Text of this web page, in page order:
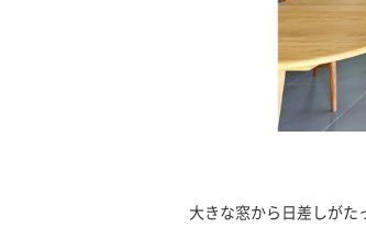
大きな窓から日差しがた